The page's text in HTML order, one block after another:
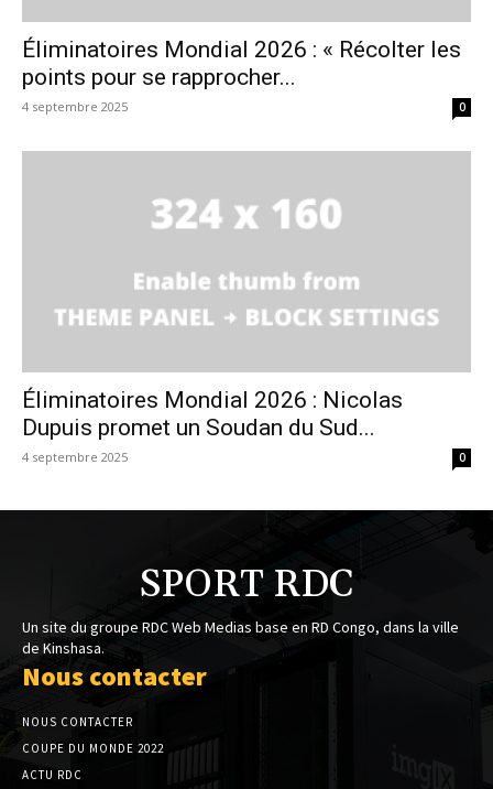
Éliminatoires Mondial 2026 : « Récolter les
points pour se rapprocher...
4 septembre 2025 0
Éliminatoires Mondial 2026 : Nicolas
Dupuis promet un Soudan du Sud...
4 septembre 2025 0
SPORT RDC
Un site du groupe RDC Web Medias base en RD Congo, dans la ville
de Kinshasa.
Nous contacter
NOUS CONTACTER
COUPE DU MONDE 2022
ACTU RDC